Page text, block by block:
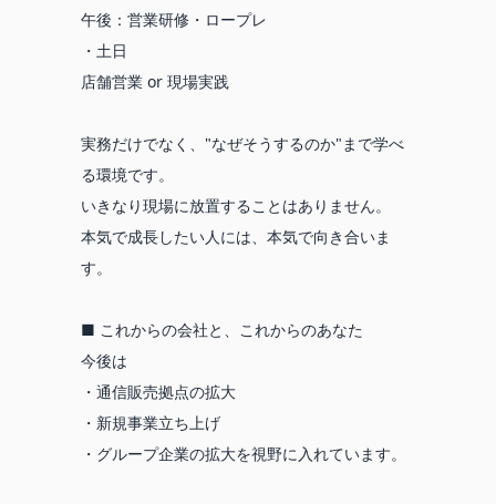
午後：営業研修・ロープレ
・土日
店舗営業 or 現場実践
実務だけでなく、"なぜそうするのか"まで学べ
る環境です。
いきなり現場に放置することはありません。
本気で成長したい人には、本気で向き合いま
す。
■ これからの会社と、これからのあなた
今後は
・通信販売拠点の拡大
・新規事業立ち上げ
・グループ企業の拡大を視野に入れています。